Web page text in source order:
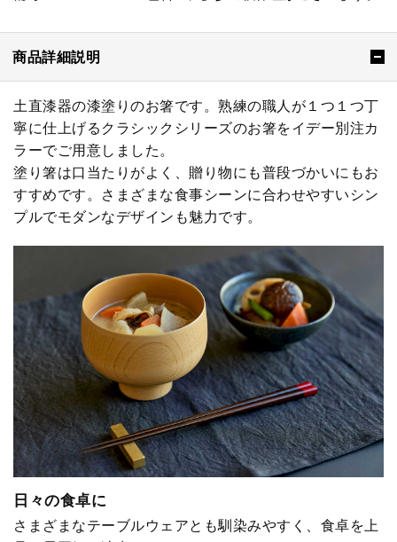
商品詳細説明
土直漆器の漆塗りのお箸です。熟練の職人が１つ１つ丁
寧に仕上げるクラシックシリーズのお箸をイデー別注カ
ラーでご用意しました。
塗り箸は口当たりがよく、贈り物にも普段づかいにもお
すすめです。さまざまな食事シーンに合わせやすいシン
プルでモダンなデザインも魅力です。
日々の食卓に
さまざまなテーブルウェアとも馴染みやすく、食卓を上